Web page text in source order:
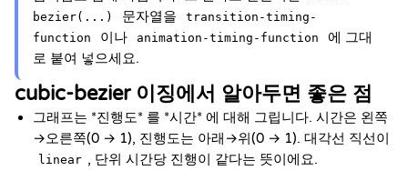
bezier(...)
문자열을
transition-timing-
function
이나 animation-timing-function
에 그대
로 붙여 넣으세요.
cubic-bezier 이징에서 알아두면 좋은 점
그래프는 *진행도* 를 *시간* 에 대해 그립니다. 시간은 왼쪽
→오른쪽(0 → 1), 진행도는 아래→위(0 → 1). 대각선 직선이
linear , 단위 시간당 진행이 같다는 뜻이에요.